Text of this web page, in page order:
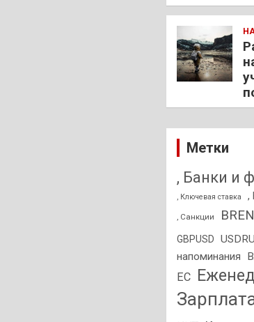
Метки
, Банки и
, Ключевая ставка ,
, Санкции
GBPUSD
напоминания
ЕС